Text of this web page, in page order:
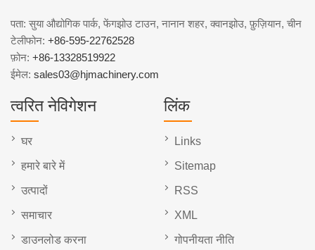
पता: सुया औद्योगिक पार्क, फेंगझोउ टाउन, नानान शहर, क्वानझोउ, फ़ुज़ियान, चीन
टेलीफोन: +86-595-22762528
फ़ोन: +86-13328519922
ईमेल: sales03@hjmachinery.com
त्वरित नेविगेशन
घर
हमारे बारे में
उत्पादों
समाचार
डाउनलोड करना
लिंक
Links
Sitemap
RSS
XML
गोपनीयता नीति